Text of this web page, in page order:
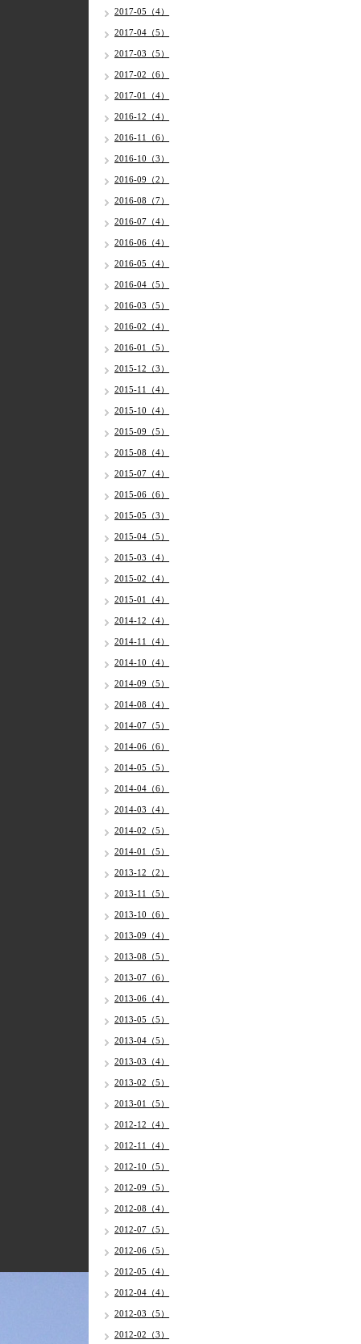
2017-05（4）
2017-04（5）
2017-03（5）
2017-02（6）
2017-01（4）
2016-12（4）
2016-11（6）
2016-10（3）
2016-09（2）
2016-08（7）
2016-07（4）
2016-06（4）
2016-05（4）
2016-04（5）
2016-03（5）
2016-02（4）
2016-01（5）
2015-12（3）
2015-11（4）
2015-10（4）
2015-09（5）
2015-08（4）
2015-07（4）
2015-06（6）
2015-05（3）
2015-04（5）
2015-03（4）
2015-02（4）
2015-01（4）
2014-12（4）
2014-11（4）
2014-10（4）
2014-09（5）
2014-08（4）
2014-07（5）
2014-06（6）
2014-05（5）
2014-04（6）
2014-03（4）
2014-02（5）
2014-01（5）
2013-12（2）
2013-11（5）
2013-10（6）
2013-09（4）
2013-08（5）
2013-07（6）
2013-06（4）
2013-05（5）
2013-04（5）
2013-03（4）
2013-02（5）
2013-01（5）
2012-12（4）
2012-11（4）
2012-10（5）
2012-09（5）
2012-08（4）
2012-07（5）
2012-06（5）
2012-05（4）
2012-04（4）
2012-03（5）
2012-02（3）